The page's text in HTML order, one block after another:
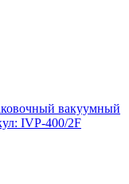
вакуумный
IVP-400/2F